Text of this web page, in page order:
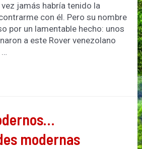
jamás habría tenido la
con él. Pero su nombre
por un lamentable hecho: unos
a este Rover venezolano
…
modernas